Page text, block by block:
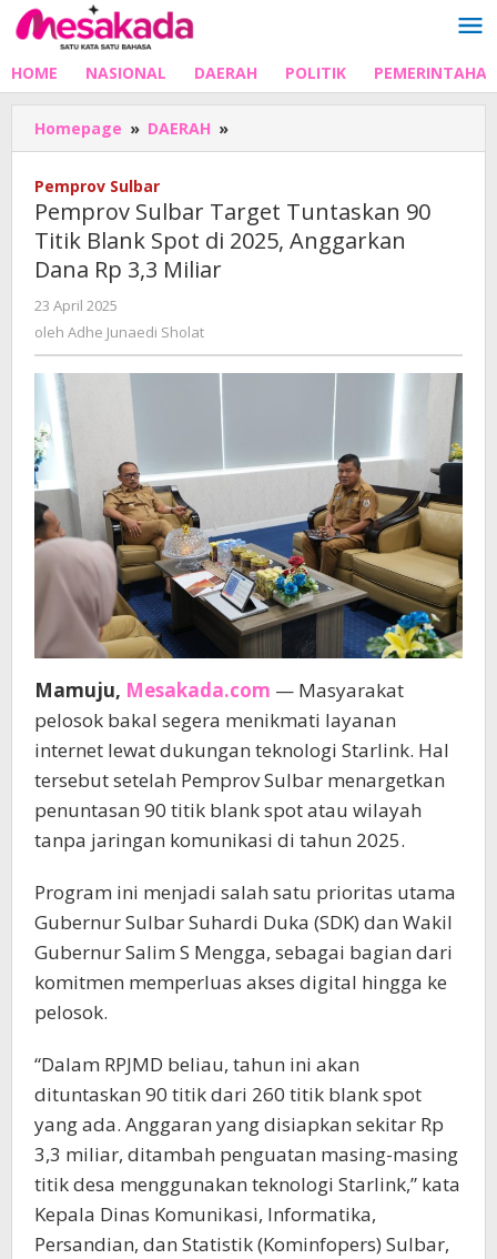
Lewati
ke
HOME NASIONAL DAERAH POLITIK
Homepage » DAERAH »
Sulbar
90
Titik
Anggarkan
Pemprov Sulbar
Pemprov Sulbar Target Tuntaskan 90
Titik Blank Spot di 2025, Anggarkan
Dana Rp 3,3 Miliar
23 April 2025
Adhe
oleh Adhe Junaedi Sholat
Mamuju, Mesakada.com — Masyarakat
pelosok bakal segera menikmati layanan
internet lewat dukungan teknologi Starlink. Hal
tersebut setelah Pemprov Sulbar menargetkan
penuntasan 90 titik blank spot atau wilayah
tanpa jaringan komunikasi di tahun 2025.
Program ini menjadi salah satu prioritas utama
Gubernur Sulbar Suhardi Duka (SDK) dan Wakil
Gubernur Salim S Mengga, sebagai bagian dari
komitmen memperluas akses digital hingga ke
pelosok.
“Dalam RPJMD beliau, tahun ini akan
dituntaskan 90 titik dari 260 titik blank spot
yang ada. Anggaran yang disiapkan sekitar Rp
3,3 miliar, ditambah penguatan masing-masing
titik desa menggunakan teknologi Starlink,” kata
Kepala Dinas Komunikasi, Informatika,
Persandian, dan Statistik (Kominfopers) Sulbar,